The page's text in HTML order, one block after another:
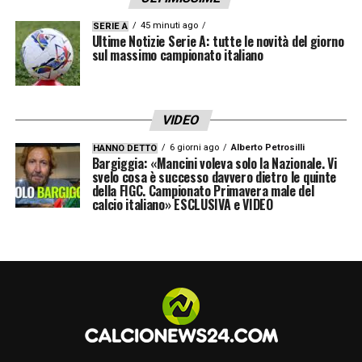
PROMO CHAMPIONS LEAGUE
OgniGOL
in Champions League è un colpo
vincente. Fino a70€di bonus per te.
Goldbet
SERIE A 45 minuti ago
Ultime Notizie Serie A: tutte le novità del giorno
sul massimo campionato italiano
VIDEO
HANNO DETTO 6 giorni ago Alberto Petrosilli
Bargiggia: «Mancini voleva solo la Nazionale. Vi
svelo cosa è successo davvero dietro le quinte
della FIGC. Campionato Primavera male del
calcio italiano» ESCLUSIVA e VIDEO